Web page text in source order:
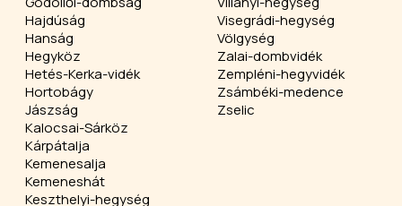
Hajdúság
Hanság
Hegyköz
Hetés-Kerka-vidék
Hortobágy
Jászság
Kalocsai-Sárköz
Kárpátalja
Kemenesalja
Kemeneshát
Keszthelyi-hegység
Visegrádi-hegység
Völgység
Zalai-dombvidék
Zempléni-hegyvidék
Zsámbéki-medence
Zselic